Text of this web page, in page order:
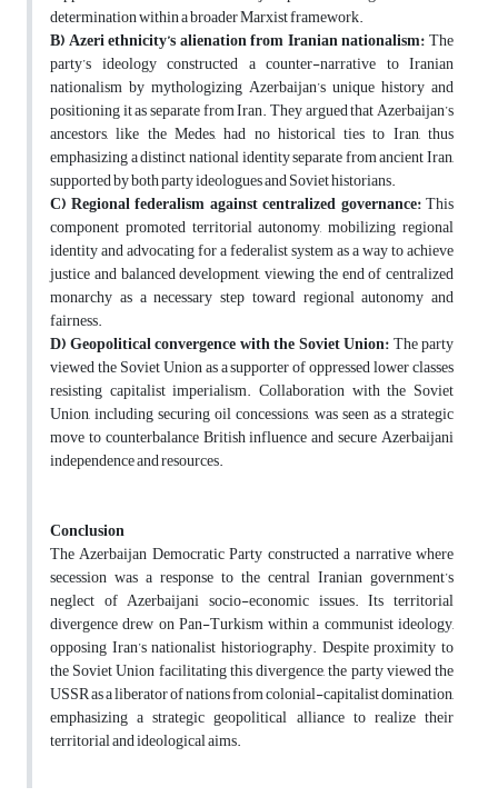
determination within a broader Marxist framework.
B) Azeri ethnicity’s alienation from Iranian nationalism:The
party’s ideology constructed a counter-narrative to Iranian
nationalism by mythologizing Azerbaijan’s unique history and
positioning it as separate from Iran. They argued that Azerbaijan’s
ancestors, like the Medes, had no historical ties to Iran, thus
emphasizing a distinct national identity separate from ancient Iran,
supported by both party ideologues and Soviet historians.
C) Regional federalism against centralized governance:This
component promoted territorial autonomy, mobilizing regional
identity and advocating for a federalist system as a way to achieve
justice and balanced development, viewing the end of centralized
monarchy as a necessary step toward regional autonomy and
fairness.
D) Geopolitical convergence with the Soviet Union:The party
viewed the Soviet Union as a supporter of oppressed lower classes
resisting capitalist imperialism. Collaboration with the Soviet
Union, including securing oil concessions, was seen as a strategic
move to counterbalance British influence and secure Azerbaijani
independence and resources.
Conclusion
The Azerbaijan Democratic Party constructed a narrative where
secession was a response to the central Iranian government’s
neglect of Azerbaijani socio-economic issues. Its territorial
divergence drew on Pan-Turkism within a communist ideology,
opposing Iran’s nationalist historiography. Despite proximity to
the Soviet Union facilitating this divergence, the party viewed the
USSR as a liberator of nations from colonial-capitalist domination,
emphasizing a strategic geopolitical alliance to realize their
territorial and ideological aims.